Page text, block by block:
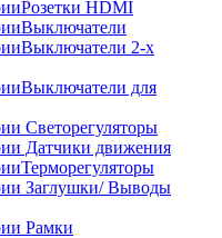
Розетки HDMI
Выключатели
Выключатели 2-х
Выключатели для
Светорегуляторы
Датчики движения
Терморегуляторы
Заглушки/ Выводы
Рамки